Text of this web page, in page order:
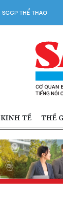
SGGP THỂ THAO
KINH TẾ THẾ